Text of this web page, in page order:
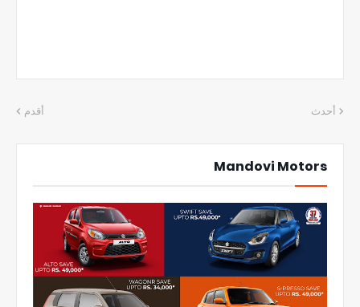
أحدث أقدم
Mandovi Motors